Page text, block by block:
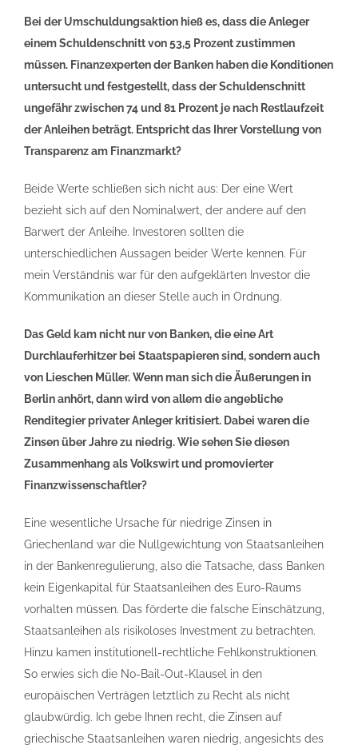
Bei der Umschuldungsaktion hieß es, dass die Anleger
einem Schuldenschnitt von 53,5 Prozent zustimmen
müssen. Finanzexperten der Banken haben die Konditionen
untersucht und festgestellt, dass der Schuldenschnitt
ungefähr zwischen 74 und 81 Prozent je nach Restlaufzeit
der Anleihen beträgt. Entspricht das Ihrer Vorstellung von
Transparenz am Finanzmarkt?
Beide Werte schließen sich nicht aus: Der eine Wert
bezieht sich auf den Nominalwert, der andere auf den
Barwert der Anleihe. Investoren sollten die
unterschiedlichen Aussagen beider Werte kennen. Für
mein Verständnis war für den aufgeklärten Investor die
Kommunikation an dieser Stelle auch in Ordnung.
Das Geld kam nicht nur von Banken, die eine Art
Durchlauferhitzer bei Staatspapieren sind, sondern auch
von Lieschen Müller. Wenn man sich die Äußerungen in
Berlin anhört, dann wird von allem die angebliche
Renditegier privater Anleger kritisiert. Dabei waren die
Zinsen über Jahre zu niedrig. Wie sehen Sie diesen
Zusammenhang als Volkswirt und promovierter
Finanzwissenschaftler?
Eine wesentliche Ursache für niedrige Zinsen in
Griechenland war die Nullgewichtung von Staatsanleihen
in der Bankenregulierung, also die Tatsache, dass Banken
kein Eigenkapital für Staatsanleihen des Euro-Raums
vorhalten müssen. Das förderte die falsche Einschätzung,
Staatsanleihen als risikoloses Investment zu betrachten.
Hinzu kamen institutionell-rechtliche Fehlkonstruktionen.
So erwies sich die No-Bail-Out-Klausel in den
europäischen Verträgen letztlich zu Recht als nicht
glaubwürdig. Ich gebe Ihnen recht, die Zinsen auf
griechische Staatsanleihen waren niedrig, angesichts des